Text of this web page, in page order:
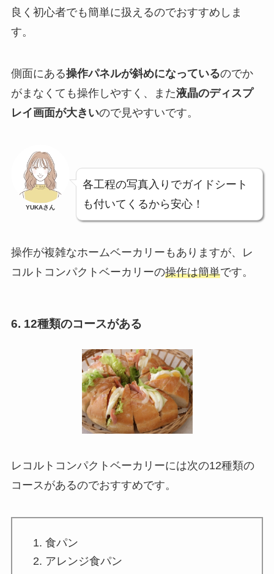
良く初心者でも簡単に扱えるのでおすすめしま
す。
側面にある操作パネルが斜めになっているのでか
がまなくても操作しやすく、また液晶のディスプ
レイ画面が大きいので見やすいです。
YUKAさん
各工程の写真入りでガイドシート
も付いてくるから安心！
操作が複雑なホームベーカリーもありますが、レ
コルトコンパクトベーカリーの操作は簡単です。
6. 12種類のコースがある
レコルトコンパクトベーカリーには次の12種類の
コースがあるのでおすすめです。
食パン
アレンジ食パン